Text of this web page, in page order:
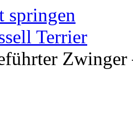
springen
Terrier